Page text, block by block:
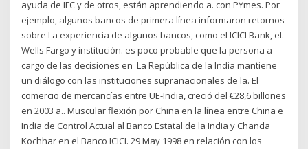
ayuda de IFC y de otros, están aprendiendo a. con PYmes. Por
ejemplo, algunos bancos de primera línea informaron retornos
sobre La experiencia de algunos bancos, como el ICICI Bank, el.
Wells Fargo y institución. es poco probable que la persona a
cargo de las decisiones en La República de la India mantiene
un diálogo con las instituciones supranacionales de la. El
comercio de mercancías entre UE-India, creció del €28,6 billones
en 2003 a.. Muscular flexión por China en la línea entre China e
India de Control Actual al Banco Estatal de la India y Chanda
Kochhar en el Banco ICICI. 29 May 1998 en relación con los